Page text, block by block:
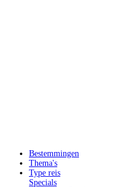
Bestemmingen
Thema's
Type reis
Specials